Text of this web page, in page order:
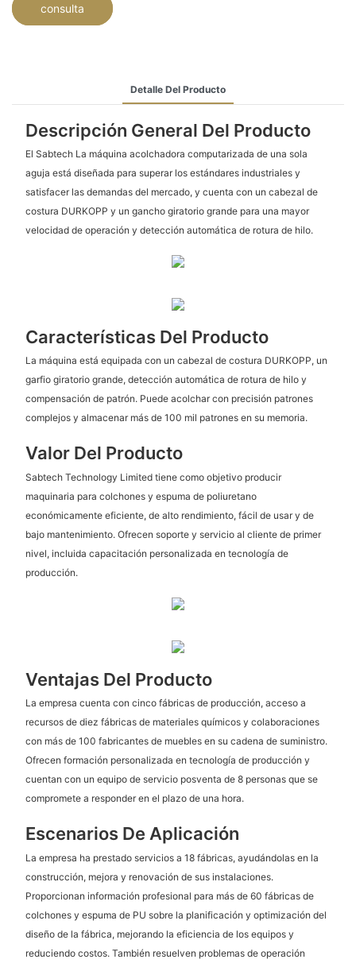
consulta
Detalle Del Producto
Descripción General Del Producto
El Sabtech La máquina acolchadora computarizada de una sola
aguja está diseñada para superar los estándares industriales y
satisfacer las demandas del mercado, y cuenta con un cabezal de
costura DURKOPP y un gancho giratorio grande para una mayor
velocidad de operación y detección automática de rotura de hilo.
Características Del Producto
La máquina está equipada con un cabezal de costura DURKOPP, un
garfio giratorio grande, detección automática de rotura de hilo y
compensación de patrón. Puede acolchar con precisión patrones
complejos y almacenar más de 100 mil patrones en su memoria.
Valor Del Producto
Sabtech Technology Limited tiene como objetivo producir
maquinaria para colchones y espuma de poliuretano
económicamente eficiente, de alto rendimiento, fácil de usar y de
bajo mantenimiento. Ofrecen soporte y servicio al cliente de primer
nivel, incluida capacitación personalizada en tecnología de
producción.
Ventajas Del Producto
La empresa cuenta con cinco fábricas de producción, acceso a
recursos de diez fábricas de materiales químicos y colaboraciones
con más de 100 fabricantes de muebles en su cadena de suministro.
Ofrecen formación personalizada en tecnología de producción y
cuentan con un equipo de servicio posventa de 8 personas que se
compromete a responder en el plazo de una hora.
Escenarios De Aplicación
La empresa ha prestado servicios a 18 fábricas, ayudándolas en la
construcción, mejora y renovación de sus instalaciones.
Proporcionan información profesional para más de 60 fábricas de
colchones y espuma de PU sobre la planificación y optimización del
diseño de la fábrica, mejorando la eficiencia de los equipos y
reduciendo costos. También resuelven problemas de operación